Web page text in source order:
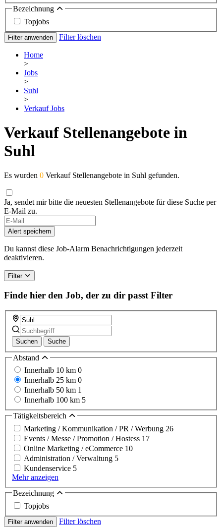
Bezeichnung
Topjobs
Filter anwenden Filter löschen
Home
>
Jobs
>
Suhl
>
Verkauf Jobs
Verkauf Stellenangebote in
Suhl
Es wurden 0 Verkauf Stellenangebote in Suhl gefunden.
Ja, sendet mir bitte die neuesten Stellenangebote für diese Suche per
E-Mail zu.
Alert speichern
Du kannst diese Job-Alarm Benachrichtigungen jederzeit
deaktivieren.
Filter
Finde hier den Job, der zu dir passt Filter
Suchen Suche
Abstand
Innerhalb 10 km 0
Innerhalb 25 km 0
Innerhalb 50 km 1
Innerhalb 100 km 5
Tätigkeitsbereich
Marketing / Kommunikation / PR / Werbung 26
Events / Messe / Promotion / Hostess 17
Online Marketing / eCommerce 10
Administration / Verwaltung 5
Kundenservice 5
Mehr anzeigen
Bezeichnung
Topjobs
Filter anwenden
Filter löschen